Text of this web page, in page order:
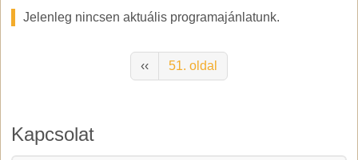
Jelenleg nincsen aktuális programajánlatunk.
Előző oldal
‹‹ 51. oldal
Kapcsolat